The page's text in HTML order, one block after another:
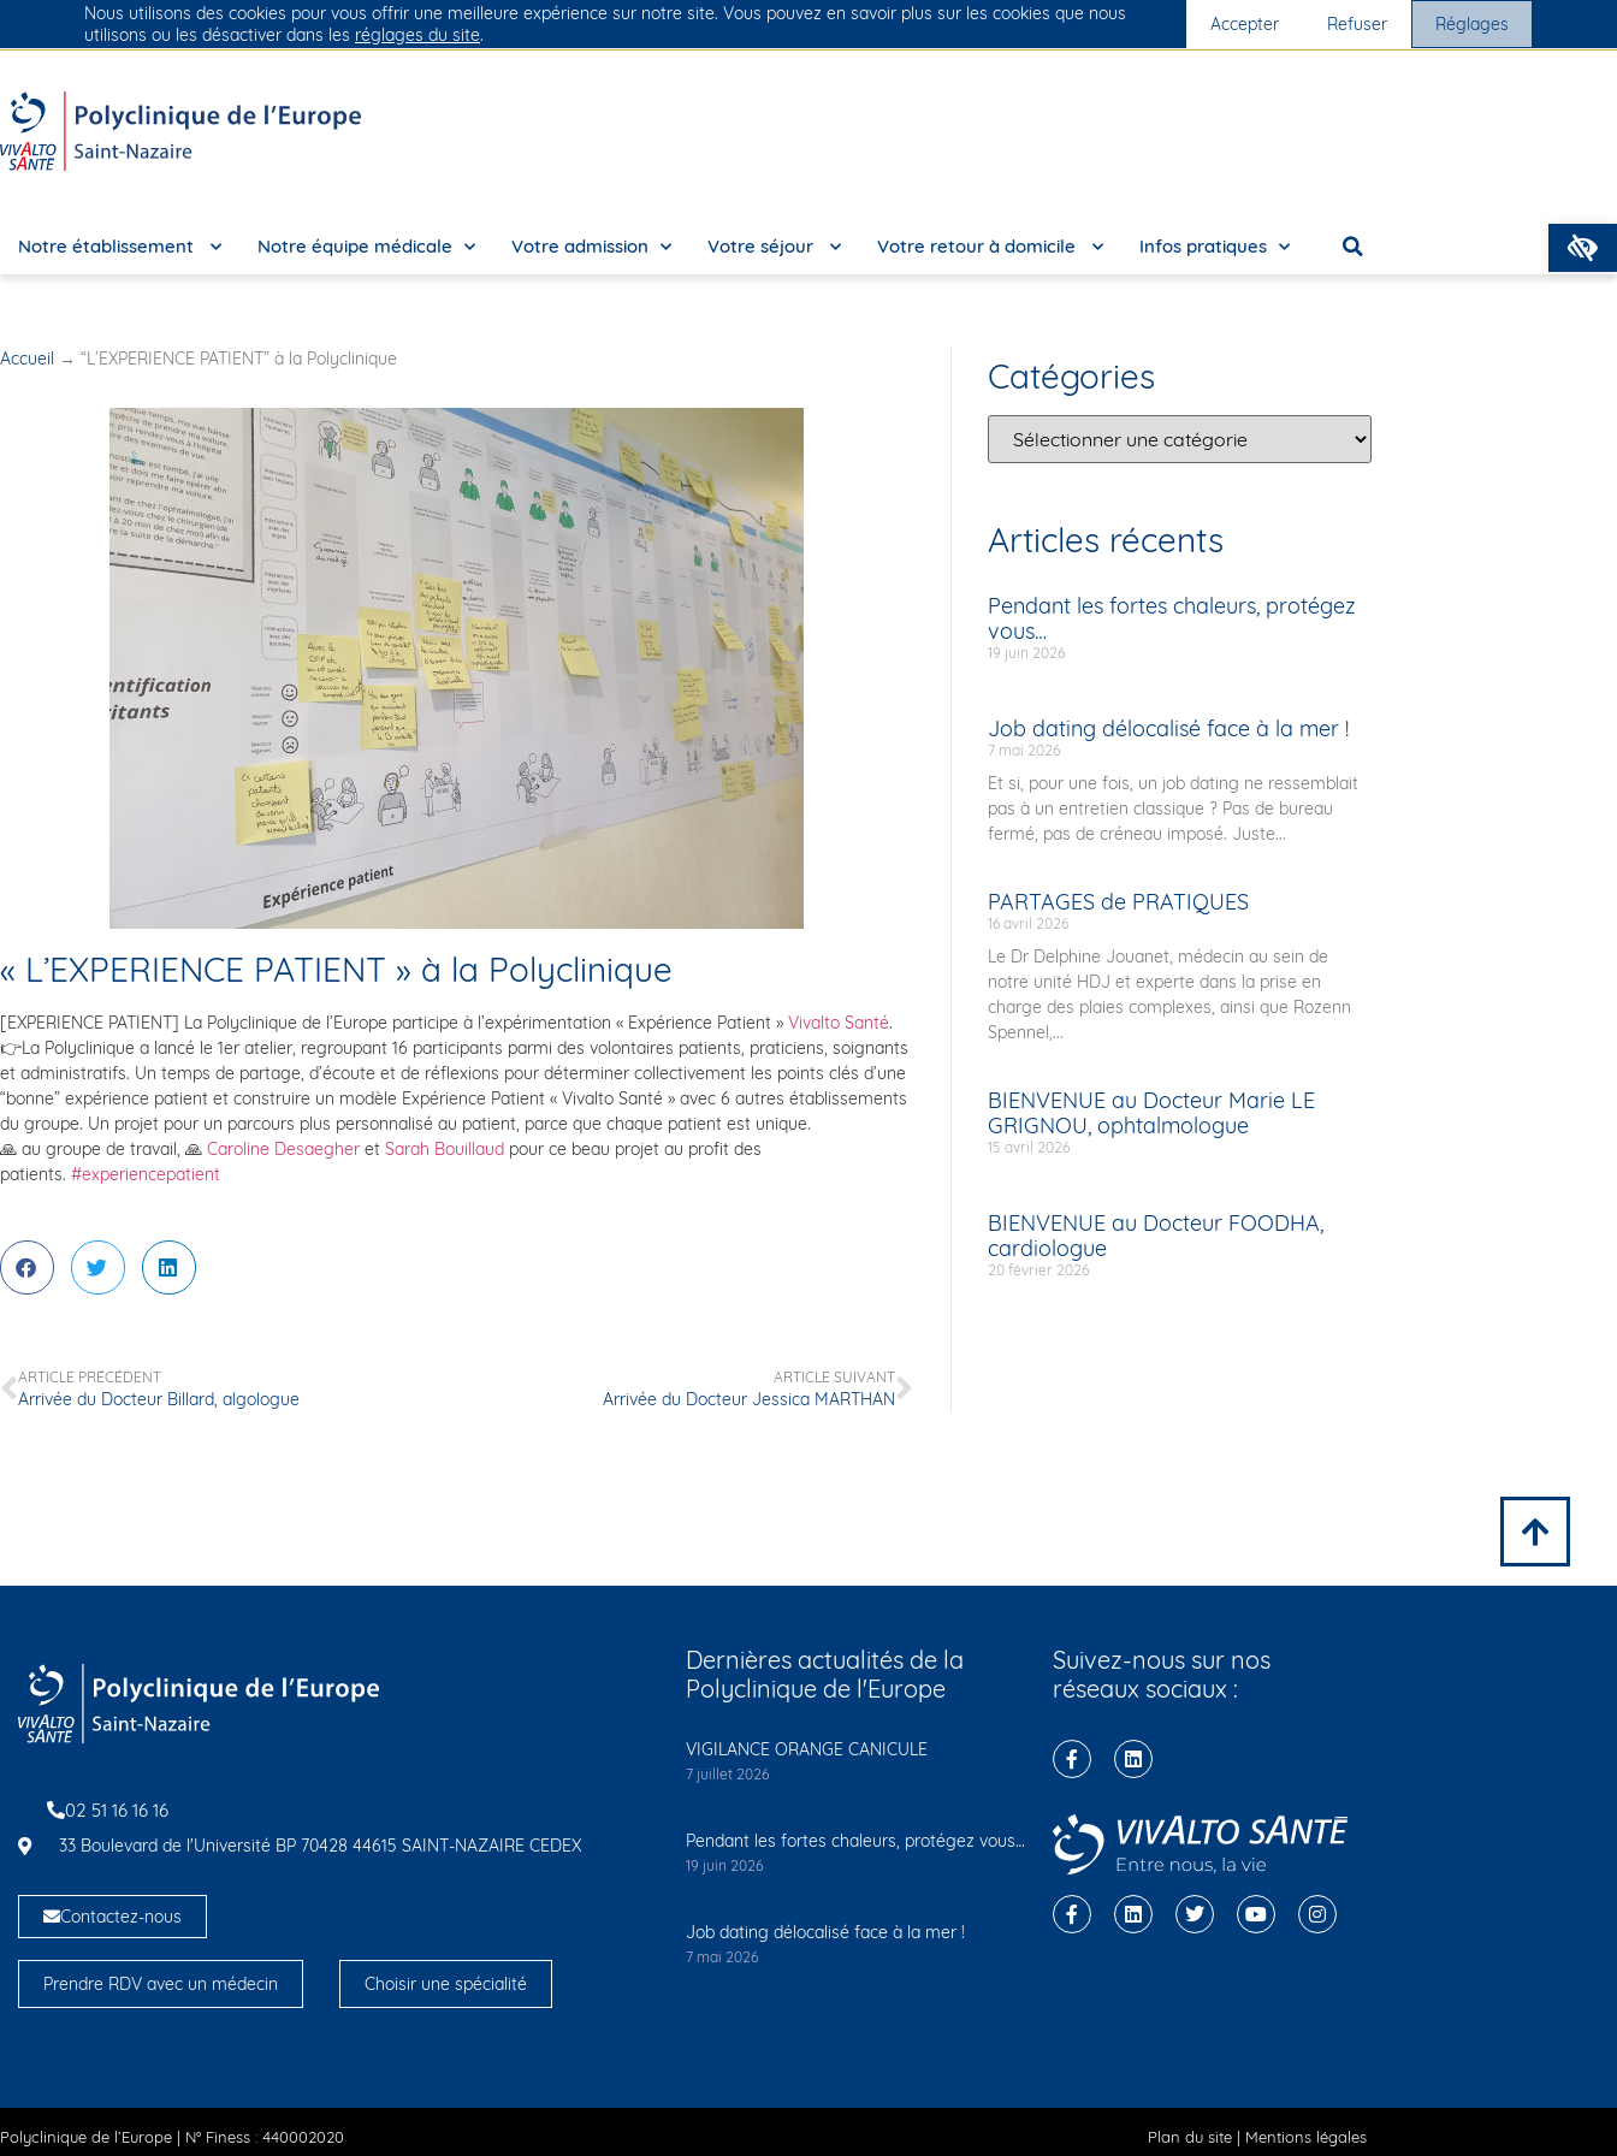
Groupe Vivalto Santé Entre nous, la vie Nos cliniques Nous rejoindre
Notre établissement Notre équipe médicale Votre admission Votre séjour Votre retour à domicile Infos pratiques
Accueil → “L’EXPERIENCE PATIENT” à la Polyclinique
« L’EXPERIENCE PATIENT » à la Polyclinique
[EXPERIENCE PATIENT] La Polyclinique de l’Europe participe à l’expérimentation « Expérience Patient » Vivalto Santé.
👉La Polyclinique a lancé le 1er atelier, regroupant 16 participants parmi des volontaires patients, praticiens, soignants
et administratifs. Un temps de partage, d’écoute et de réflexions pour déterminer collectivement les points clés d’une
“bonne” expérience patient et construire un modèle Expérience Patient « Vivalto Santé » avec 6 autres établissements
du groupe. Un projet pour un parcours plus personnalisé au patient, parce que chaque patient est unique.
🙏 au groupe de travail, 🙏 Caroline Desaegher et Sarah Bouillaud pour ce beau projet au profit des
patients. #experiencepatient
ARTICLE PRÉCÉDENT
Arrivée du Docteur Billard, algologue
ARTICLE SUIVANT
Arrivée du Docteur Jessica MARTHAN
Catégories
Articles récents
Pendant les fortes chaleurs, protégez
vous…
19 juin 2026
Job dating délocalisé face à la mer !
7 mai 2026
Et si, pour une fois, un job dating ne ressemblait
pas à un entretien classique ? Pas de bureau
fermé, pas de créneau imposé. Juste...
PARTAGES de PRATIQUES
16 avril 2026
Le Dr Delphine Jouanet, médecin au sein de
notre unité HDJ et experte dans la prise en
charge des plaies complexes, ainsi que Rozenn
Spennel,...
BIENVENUE au Docteur Marie LE
GRIGNOU, ophtalmologue
15 avril 2026
BIENVENUE au Docteur FOODHA,
cardiologue
20 février 2026
02 51 16 16 16
33 Boulevard de l'Université BP 70428 44615 SAINT-NAZAIRE CEDEX
Contactez-nous
Prendre RDV avec un médecin Choisir une spécialité
Dernières actualités de la
Polyclinique de l'Europe
VIGILANCE ORANGE CANICULE
7 juillet 2026
Pendant les fortes chaleurs, protégez vous…
19 juin 2026
Job dating délocalisé face à la mer !
7 mai 2026
Suivez-nous sur nos
réseaux sociaux :
Polyclinique de l’Europe | N° Finess : 440002020 Plan du site | Mentions légales
Nous utilisons des cookies pour vous offrir une meilleure expérience sur notre site. Vous pouvez en savoir plus sur les cookies que nous
utilisons ou les désactiver dans les réglages du site. Accepter Refuser Réglages